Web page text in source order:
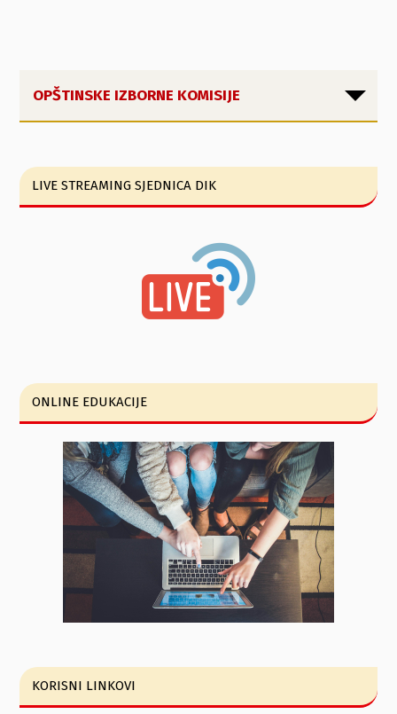
OPŠTINSKE IZBORNE KOMISIJE
LIVE STREAMING SJEDNICA DIK
ONLINE EDUKACIJE
KORISNI LINKOVI